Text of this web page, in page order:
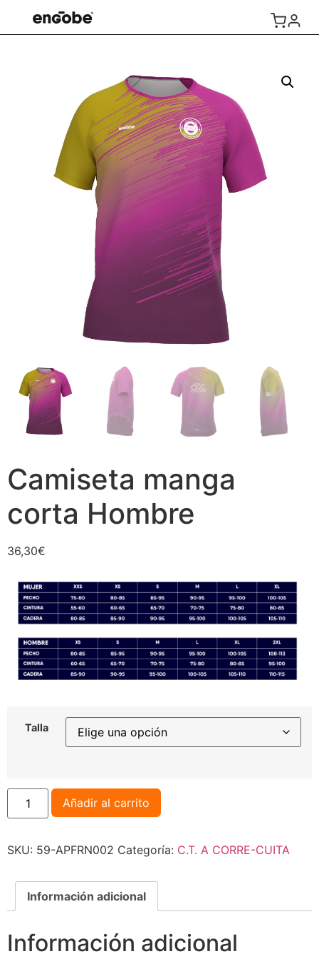
Camiseta manga
corta Hombre
36,30€
Talla
Añadir al carrito
SKU: 59-APFRN002 Categoría: C.T. A CORRE-CUITA
Información adicional
Información adicional